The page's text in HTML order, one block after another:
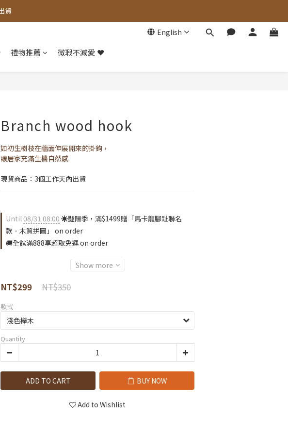
免運
貨
English
禮物推薦 微瑕不減愛 ❤️
Branch wood hook
如初生樹枝在牆面伸展開來的掛鉤，
讓居家充滿生機自然感
現貨商品：3個工作天內出貨
Until08/31 08:00 ☀️豔陽季，滿$1499贈「馬卡龍腳趾聯名
款．木質拼圖」 on order
🚚全館滿888享超取免運 on order
Show more
NT$350
NT$299
款式
Quantity
ADD TO CART BUY NOW
Add to Wishlist